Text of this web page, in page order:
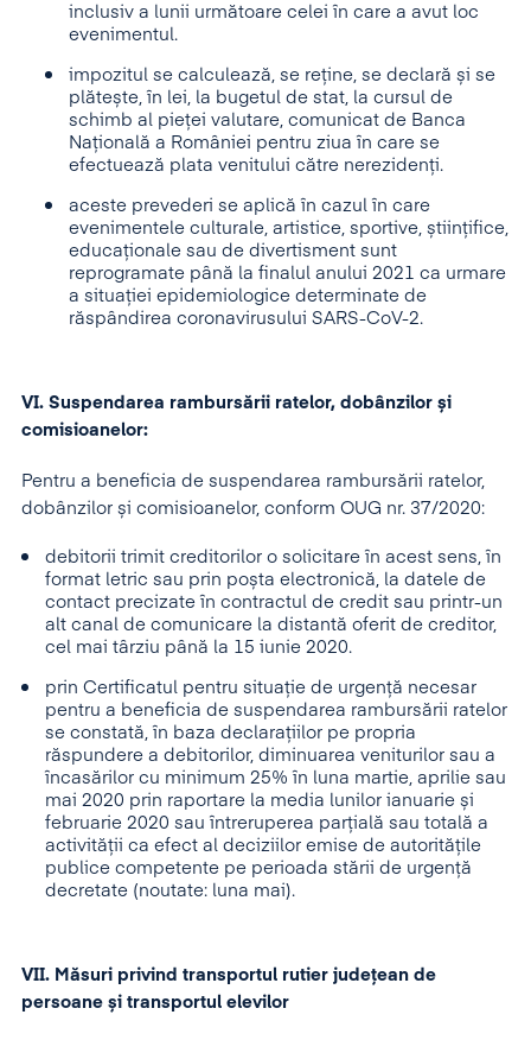
inclusiv a lunii următoare celei în care a avut loc
evenimentul.
impozitul se calculează, se reține, se declară și se
plătește, în lei, la bugetul de stat, la cursul de
schimb al pieței valutare, comunicat de Banca
Națională a României pentru ziua în care se
efectuează plata venitului către nerezidenți.
aceste prevederi se aplică în cazul în care
evenimentele culturale, artistice, sportive, științifice,
educaționale sau de divertisment sunt
reprogramate până la finalul anului 2021 ca urmare
a situației epidemiologice determinate de
răspândirea coronavirusului SARS-CoV-2.
VI. Suspendarea rambursării ratelor, dobânzilor și
comisioanelor:
Pentru a beneficia de suspendarea rambursării ratelor,
dobânzilor și comisioanelor, conform OUG nr. 37/2020:
debitorii trimit creditorilor o solicitare în acest sens, în
format letric sau prin poșta electronică, la datele de
contact precizate în contractul de credit sau printr-un
alt canal de comunicare la distantă oferit de creditor,
cel mai târziu până la 15 iunie 2020.
prin Certificatul pentru situație de urgență necesar
pentru a beneficia de suspendarea rambursării ratelor
se constată, în baza declarațiilor pe propria
răspundere a debitorilor, diminuarea veniturilor sau a
încasărilor cu minimum 25% în luna martie, aprilie sau
mai 2020 prin raportare la media lunilor ianuarie și
februarie 2020 sau întreruperea parțială sau totală a
activității ca efect al deciziilor emise de autoritățile
publice competente pe perioada stării de urgență
decretate (noutate: luna mai).
VII. Măsuri privind transportul rutier județean de
persoane și transportul elevilor